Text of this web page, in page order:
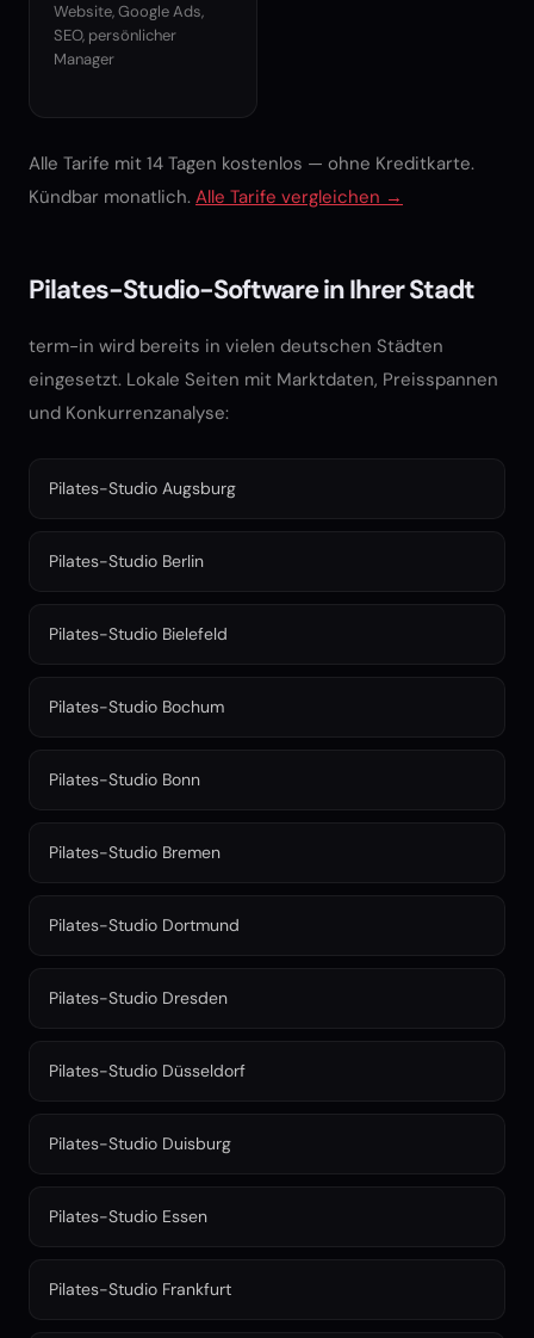
Website, Google Ads,
SEO, persönlicher
Manager
Alle Tarife mit 14 Tagen kostenlos — ohne Kreditkarte.
Kündbar monatlich. Alle Tarife vergleichen →
Pilates-Studio-Software in Ihrer Stadt
term-in wird bereits in vielen deutschen Städten
eingesetzt. Lokale Seiten mit Marktdaten, Preisspannen
und Konkurrenzanalyse:
Pilates-Studio Augsburg
Pilates-Studio Berlin
Pilates-Studio Bielefeld
Pilates-Studio Bochum
Pilates-Studio Bonn
Pilates-Studio Bremen
Pilates-Studio Dortmund
Pilates-Studio Dresden
Pilates-Studio Düsseldorf
Pilates-Studio Duisburg
Pilates-Studio Essen
Pilates-Studio Frankfurt